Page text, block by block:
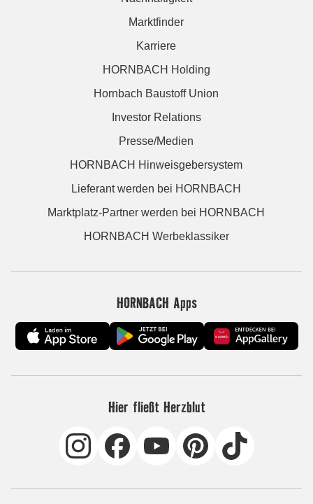
Marktfinder
Karriere
HORNBACH Holding
Hornbach Baustoff Union
Investor Relations
Presse/Medien
HORNBACH Hinweisgebersystem
Lieferant werden bei HORNBACH
Marktplatz-Partner werden bei HORNBACH
HORNBACH Werbeklassiker
HORNBACH Apps
Hier fließt Herzblut